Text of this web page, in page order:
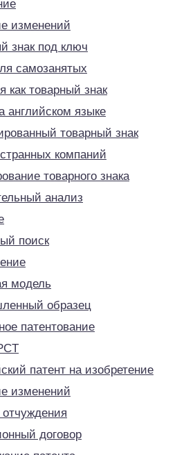
изменений
знак под ключ
самозанятых
как товарный знак
английском языке
товарный знак
компаний
товарного знака
анализ
поиск
модель
образец
патентование
патент на изобретение
изменений
отчуждения
договор